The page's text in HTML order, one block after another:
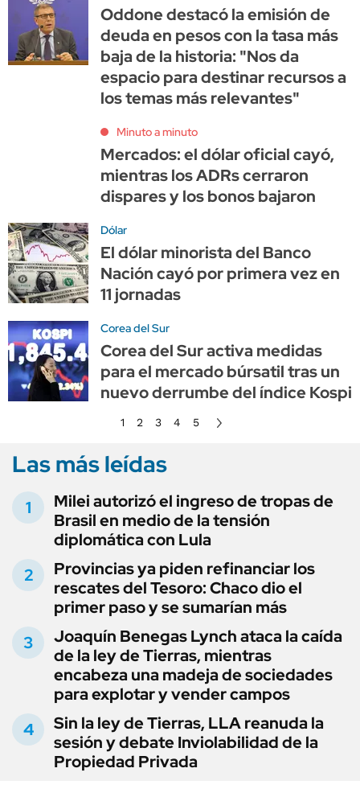
Oddone destacó la emisión de
deuda en pesos con la tasa más
baja de la historia: "Nos da
espacio para destinar recursos a
los temas más relevantes"
Minuto a minuto
Mercados: el dólar oficial cayó,
mientras los ADRs cerraron
dispares y los bonos bajaron
Dólar
El dólar minorista del Banco
Nación cayó por primera vez en
11 jornadas
Corea del Sur
Corea del Sur activa medidas
para el mercado búrsatil tras un
nuevo derrumbe del índice Kospi
1 2 3 4 5
Las más leídas
Milei autorizó el ingreso de tropas de
Brasil en medio de la tensión
diplomática con Lula
Provincias ya piden refinanciar los
rescates del Tesoro: Chaco dio el
primer paso y se sumarían más
Joaquín Benegas Lynch ataca la caída
de la ley de Tierras, mientras
encabeza una madeja de sociedades
para explotar y vender campos
Sin la ley de Tierras, LLA reanuda la
sesión y debate Inviolabilidad de la
Propiedad Privada